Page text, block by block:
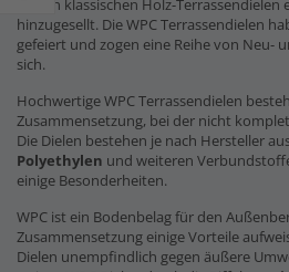
zu den klassischen Holz-
hinzugesellt. Die WPC Terrassendielen
gefeiert und zogen eine Reihe von Neu-
sich.
Hochwertige WPC Terrassendielen
Zusammensetzung, bei der nicht
Die Dielen bestehen je nach Hersteller
Polyethylen und weiteren
einige Besonderheiten.
WPC ist ein Bodenbelag für den
Zusammensetzung einige Vorteile
Dielen unempfindlich gegen äußere
Einkaufsoptionen